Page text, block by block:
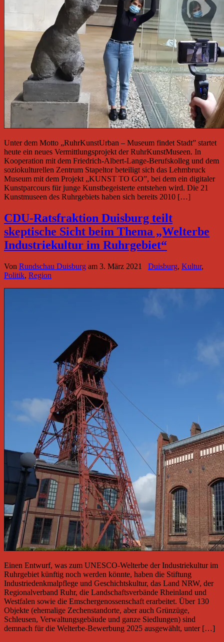
Unter dem Motto „RuhrKunstUrban – Museum findet Stadt” startet
heute ein neues Vermittlungsprojekt der RuhrKunstMuseen. In
Kooperation mit dem Friedrich-Albert-Lange-Berufskolleg und dem
soziokulturellen Zentrum Stapeltor beteiligt sich das Lehmbruck
Museum mit dem Projekt „KUNST TO GO”, bei dem ein digitaler
Kunstparcours für junge Kunstbegeisterte entstehen wird. Die 21
Kunstmuseen des Ruhrgebiets haben sich bereits 2010 […]
CDU-Ratsfraktion Duisburg teilt
skeptische Sicht beim Thema „Welterbe
Industriekultur im Ruhrgebiet“
Von Rundschau Duisburg am 3. März 2021 Duisburg, Kultur,
Politik, Region
Einen Entwurf, was zum UNESCO-Welterbe der Industriekultur im
Ruhrgebiet künftig noch werden könnte, haben die Stiftung
Industriedenkmalpflege und Geschichtskultur, das Land NRW, der
Regionalverband Ruhr, die Landschaftsverbände Rheinland und
Westfalen sowie die Emschergenossenschaft erarbeitet. Über 130
Objekte (ehemalige Zechenstandorte, aber auch Grünzüge,
Schleusen, Verwaltungsgebäude und ganze Siedlungen) sind
demnach für die Welterbe-Bewerbung 2025 ausgewählt, unter […]